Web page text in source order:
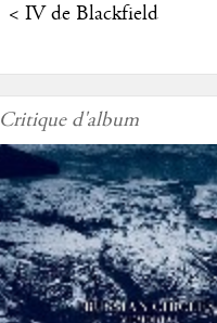
< IV de Blackfield
Critique d'album